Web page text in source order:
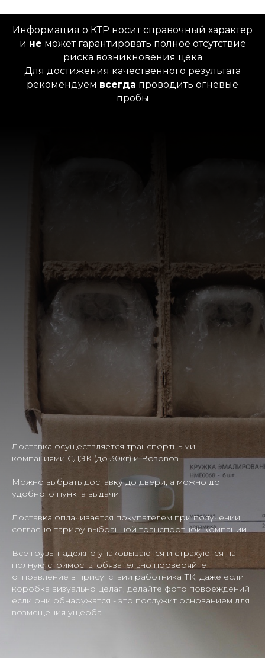
Информация о КТР носит справочный характер
и не может гарантировать полное отсутствие
риска возникновения цека
Для достижения качественного результата
рекомендуем всегда проводить огневые
пробы
Доставка осуществляется транспортными
компаниями СДЭК (до 30кг) и Возовоз
Можно выбрать доставку до двери, а можно до
удобного пункта выдачи
Доставка оплачивается покупателем при получении,
согласно тарифу выбранной транспортной компании
Все грузы надежно упаковываются и страхуются на
полную стоимость, обязательно проверяйте
отправление в присутствии работника ТК, даже если
коробка визуально целая, делайте фото повреждений
если они обнаружатся - это послужит основанием для
возмещения ущерба